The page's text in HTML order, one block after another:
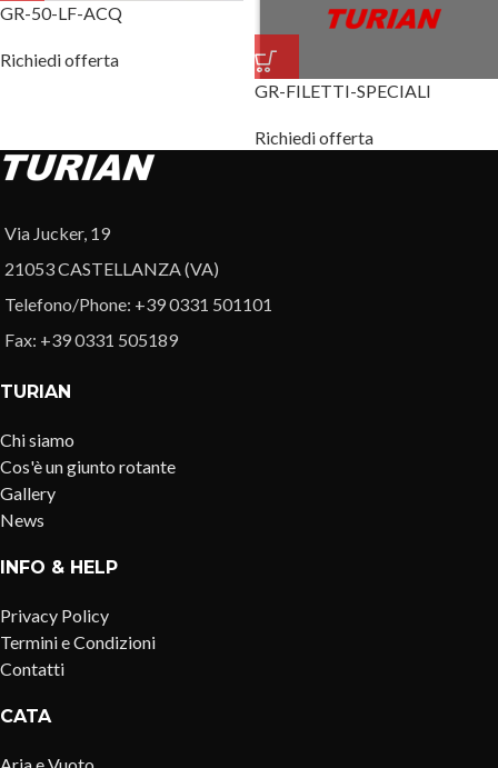
GR-50-LF-ACQ
Richiedi offerta
GR-FILETTI-SPECIALI
Richiedi offerta
Via Jucker, 19
21053 CASTELLANZA (VA)
Telefono/Phone: +39 0331 501101
Fax: +39 0331 505189
TURIAN
Chi siamo
Cos'è un giunto rotante
Gallery
News
INFO & HELP
Privacy Policy
Termini e Condizioni
Contatti
CATA